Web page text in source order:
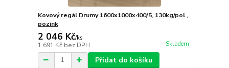
Kovový regál Drumy 1600x1000x400/5, 130kg/pol.,
pozink
2 046 Kč/ks
1 691 Kč bez DPH Skladem
Přidat do košíku